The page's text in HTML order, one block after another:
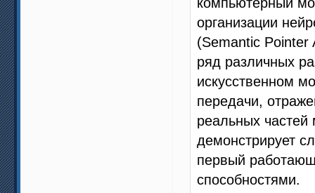
компьютерный
организации
(Semantic Pointer
ряд различных
искусственном
передачи,
реальных частей
демонстрирует
первый
способностями.